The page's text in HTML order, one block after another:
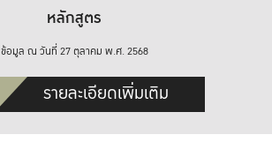
หลักสูตร
ข้อมูล ณ วันที่ 27 ตุลาคม พ.ศ. 2568
รายละเอียดเพิ่มเติม